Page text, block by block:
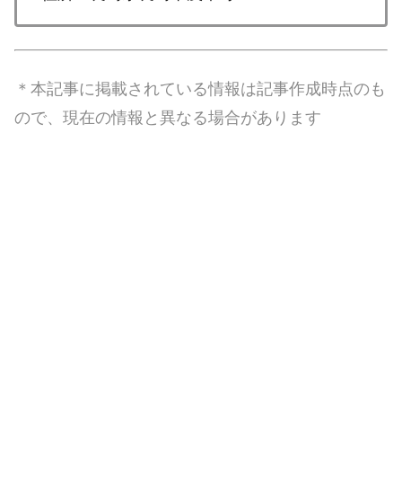
＊本記事に掲載されている情報は記事作成時点のも
ので、現在の情報と異なる場合があります